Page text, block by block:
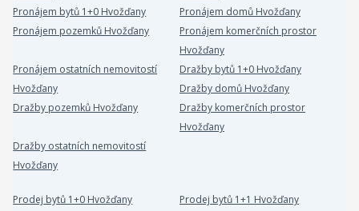
Pronájem bytů 1+0 Hvožďany
Pronájem domů Hvožďany
Pronájem pozemků Hvožďany
Pronájem komerčních prostor
Hvožďany
Pronájem ostatních nemovitostí
Hvožďany
Dražby bytů 1+0 Hvožďany
Dražby domů Hvožďany
Dražby pozemků Hvožďany
Dražby komerčních prostor
Hvožďany
Dražby ostatních nemovitostí
Hvožďany
Prodej bytů 1+0 Hvožďany
Prodej bytů 1+1 Hvožďany